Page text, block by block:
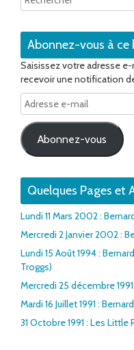
Abonnez-vous à
Saisissez votre adresse
recevoir une notification
Adresse
e-
mail
Abonnez-vous
Quelques Pages et
Lundi 11 Mars 2002 :
Mercredi 2 Janvier 2002 :
Lundi 15 Août 1994 :
Troggs)
Mercredi 25 décembre
Mardi 16 Juillet 1991 :
31 Octobre 1991 : Les